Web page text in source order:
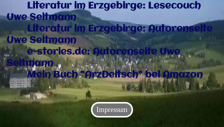
Literatur im Erzgebirge: Lesecouch
Uwe Seltmann
Literatur im Erzgebirge: Autorenseite
Uwe Seltmann
e-stories.de: Autorenseite Uwe
Seltmann
Mein Buch "ArzDeitsch" bei Amazon
Impressum